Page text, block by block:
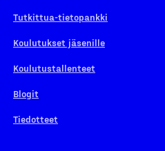
Tutkittua-tietopankki
Koulutukset jäsenille
Koulutustallenteet
Blogit
Tiedotteet